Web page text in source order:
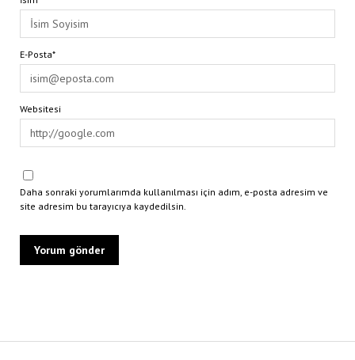
E-Posta*
Websitesi
Daha sonraki yorumlarımda kullanılması için adım, e-posta adresim ve
site adresim bu tarayıcıya kaydedilsin.